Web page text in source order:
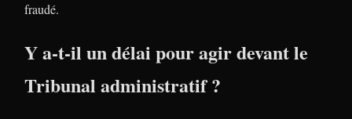
fraudé.
Y a-t-il un délai pour agir devant le
Tribunal administratif ?